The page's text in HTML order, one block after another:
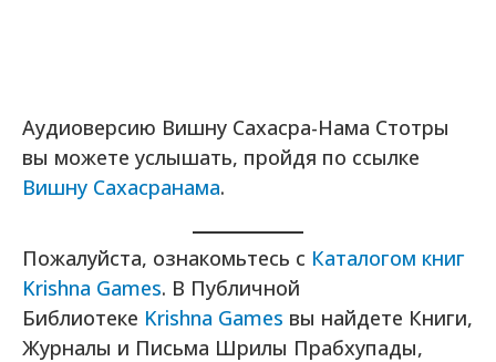
Аудиоверсию Вишну Сахасра-Нама Стотры
вы можете услышать, пройдя по ссылке
Вишну Сахасранама.
Пожалуйста, ознакомьтесь с Каталогом книг
Krishna Games. В Публичной
Библиотеке Krishna Games вы найдете Книги,
Журналы и Письма Шрилы Прабхупады,